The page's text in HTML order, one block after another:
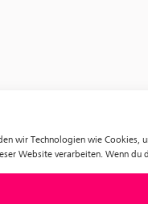
wir Technologien wie
Website verarbeiten. Wenn